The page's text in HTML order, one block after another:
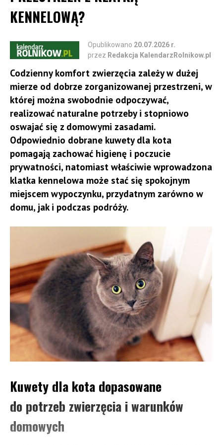
KENNELOWĄ?
Opublikowano 20.07.2026 r.
przez Redakcja KalendarzRolnikow.pl
Codzienny komfort zwierzęcia zależy w dużej
mierze od dobrze zorganizowanej przestrzeni, w
której można swobodnie odpoczywać,
realizować naturalne potrzeby i stopniowo
oswajać się z domowymi zasadami.
Odpowiednio dobrane kuwety dla kota
pomagają zachować higienę i poczucie
prywatności, natomiast właściwie wprowadzona
klatka kennelowa może stać się spokojnym
miejscem wypoczynku, przydatnym zarówno w
domu, jak i podczas podróży.
​Kuwety dla kota dopasowane
do potrzeb zwierzęcia i warunków
domowych